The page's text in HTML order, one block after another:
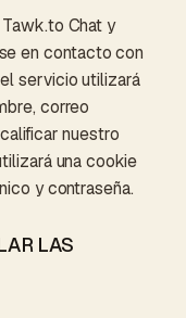
Chat y
en contacto con
servicio utilizará
correo
nuestro
una cookie
y contraseña.
LAS